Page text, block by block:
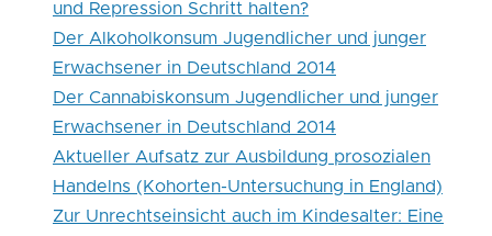
und Repression Schritt halten?
Der Alkoholkonsum Jugendlicher und junger
Erwachsener in Deutschland 2014
Der Cannabiskonsum Jugendlicher und junger
Erwachsener in Deutschland 2014
Aktueller Aufsatz zur Ausbildung prosozialen
Handelns (Kohorten-Untersuchung in England)
Zur Unrechtseinsicht auch im Kindesalter: Eine